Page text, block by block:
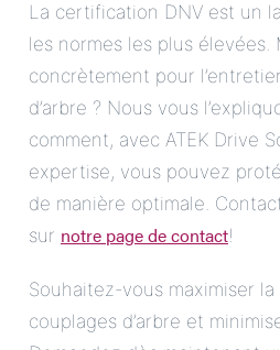
La certification DNV est un
les normes les plus élevées.
concrètement pour
d’arbre ? Nous vous
comment, avec ATEK Drive
expertise, vous pouvez
de manière optimale.
sur notre page de contact!
Souhaitez-vous maximiser
couplages d’arbre et